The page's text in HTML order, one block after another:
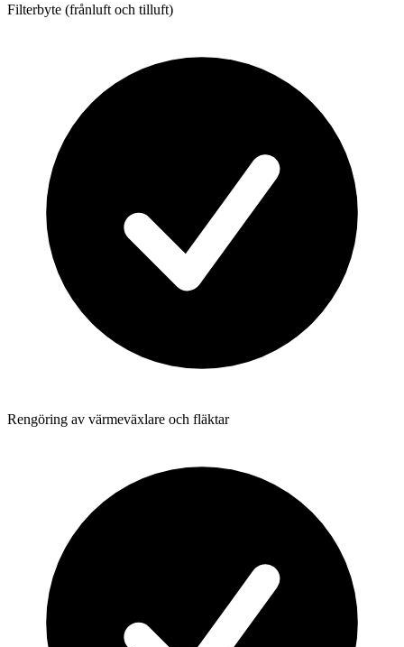
Filterbyte (frånluft och tilluft)
Rengöring av värmeväxlare och fläktar